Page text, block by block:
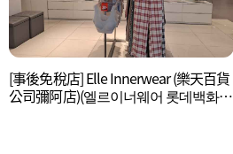
[事後免稅店] Elle Innerwear (樂天百貨
公司彌阿店)(엘르이너웨어 롯데백화점